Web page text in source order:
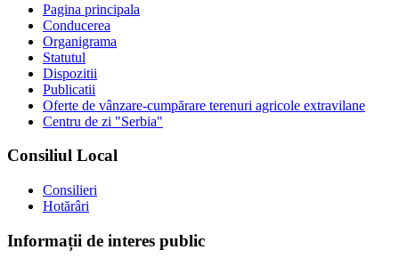
Pagina principala
Conducerea
Organigrama
Statutul
Dispozitii
Publicatii
Oferte de vânzare-cumpărare terenuri agricole extravilane
Centru de zi "Serbia"
Consiliul Local
Consilieri
Hotărâri
Informații de interes public